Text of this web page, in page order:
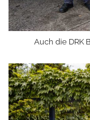
Auch die DRK